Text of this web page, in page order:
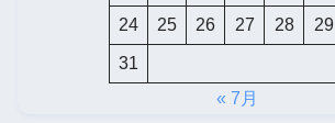
24 25 26 27 28 29
31
« 7月